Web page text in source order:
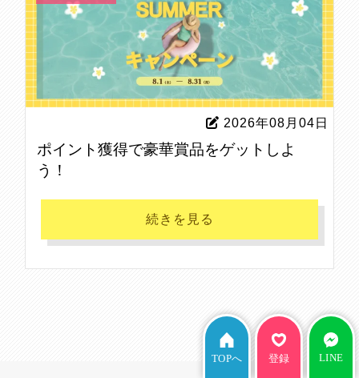
2026年08月04日
ポイント獲得で豪華賞品をゲットしよ
う！
続きを見る
TOPへ 登録 LINE